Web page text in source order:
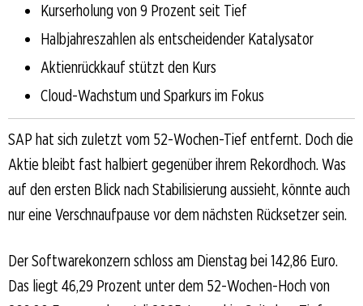
Kurserholung von 9 Prozent seit Tief
Halbjahreszahlen als entscheidender Katalysator
Aktienrückkauf stützt den Kurs
Cloud-Wachstum und Sparkurs im Fokus
SAP hat sich zuletzt vom 52-Wochen-Tief entfernt. Doch die
Aktie bleibt fast halbiert gegenüber ihrem Rekordhoch. Was
auf den ersten Blick nach Stabilisierung aussieht, könnte auch
nur eine Verschnaufpause vor dem nächsten Rücksetzer sein.
Der Softwarekonzern schloss am Dienstag bei 142,86 Euro.
Das liegt 46,29 Prozent unter dem 52-Wochen-Hoch von